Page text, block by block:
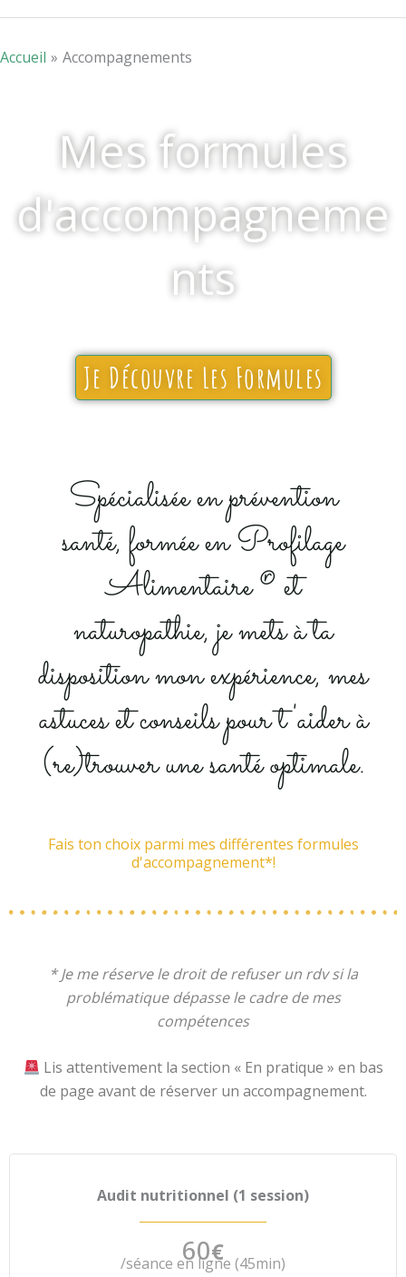
Accueil Accompagnements
Mes formules
d'accompagneme
nts
Je Découvre Les Formules
Spécialisée en prévention
santé, formée en Profilage
Alimentaire ® et
naturopathie, je mets à ta
disposition mon expérience, mes
astuces et conseils pour t'aider à
(re)trouver une santé optimale.
Fais ton choix parmi mes différentes formules
d'accompagnement*!
* Je me réserve le droit de refuser un rdv si la
problématique dépasse le cadre de mes
compétences
Lis attentivement la section « En pratique » en bas
de page avant de réserver un accompagnement.
Audit nutritionnel (1 session)
60€
/séance en ligne (45min)